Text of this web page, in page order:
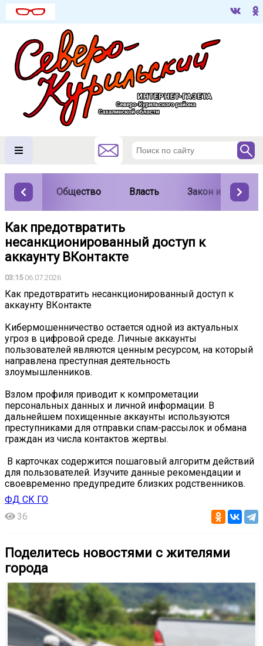
Общество Власть Закон и порядок
Как предотвратить
несанкционированный доступ к
аккаунту ВКонтакте
03:1506.07.2026
Как предотвратить несанкционированный доступ к
аккаунту ВКонтакте
Кибермошенничество остается одной из актуальных
угроз в цифровой среде. Личные аккаунты
пользователей являются ценным ресурсом, на который
направлена преступная деятельность
злоумышленников.
Взлом профиля приводит к компрометации
персональных данных и личной информации. В
дальнейшем похищенные аккаунты используются
преступниками для отправки спам-рассылок и обмана
граждан из числа контактов жертвы.
️ В карточках содержится пошаговый алгоритм действий
для пользователей. Изучите данные рекомендации и
своевременно предупредите близких родственников.
ФД СК ГО
36
Поделитесь новостями с жителями
города